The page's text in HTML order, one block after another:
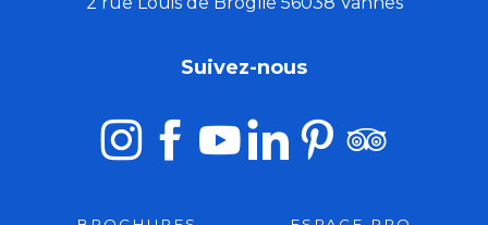
Suivez-nous